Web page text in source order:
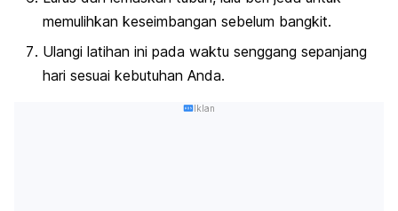
memulihkan keseimbangan sebelum bangkit.
Ulangi latihan ini pada waktu senggang sepanjang
hari sesuai kebutuhan Anda.
Iklan